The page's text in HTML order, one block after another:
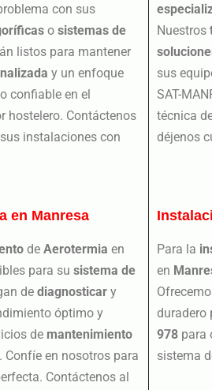
con sus
o sistemas de
listos para mantener
y un enfoque
confiable en el
hostelero. Contáctenos
instalaciones con
Nuestros
sus
SAT-
técnica
déjenos
en Manresa
de Aerotermia en
para su sistema de
de diagnosticar y
óptimo y
de mantenimiento
en nosotros para
Contáctenos al
Para la
en
duradero
978 para
sistema